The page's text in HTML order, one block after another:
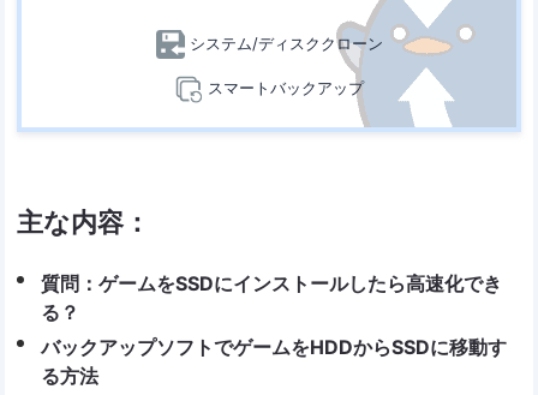
システム/ディスククローン
スマートバックアップ
主な内容：
質問：ゲームをSSDにインストールしたら高速化でき
る？
バックアップソフトでゲームをHDDからSSDに移動す
る方法